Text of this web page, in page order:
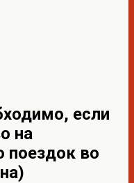
если
на
поездок во